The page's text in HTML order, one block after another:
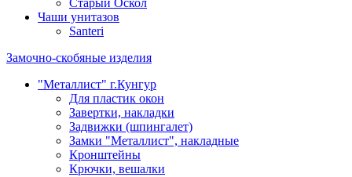
Чаши унитазов
Santeri
Замочно-скобяные изделия
"Металлист" г.Кунгур
Для пластик окон
Завертки, накладки
Задвижки (шпингалет)
Замки "Металлист", накладные
Кронштейны
Крючки, вешалки